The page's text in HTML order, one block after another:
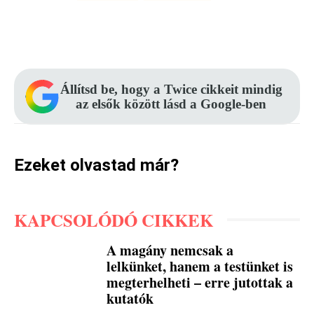
Állítsd be, hogy a Twice cikkeit mindig
az elsők között lásd a Google-ben
Ezeket olvastad már?
KAPCSOLÓDÓ CIKKEK
A magány nemcsak a
lelkünket, hanem a testünket is
megterhelheti – erre jutottak a
kutatók